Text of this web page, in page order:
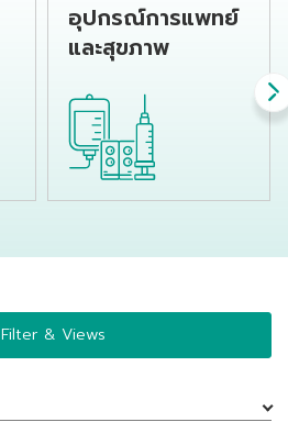
อุปกรณ์การแพทย์
และสุขภาพ
Filter & Views